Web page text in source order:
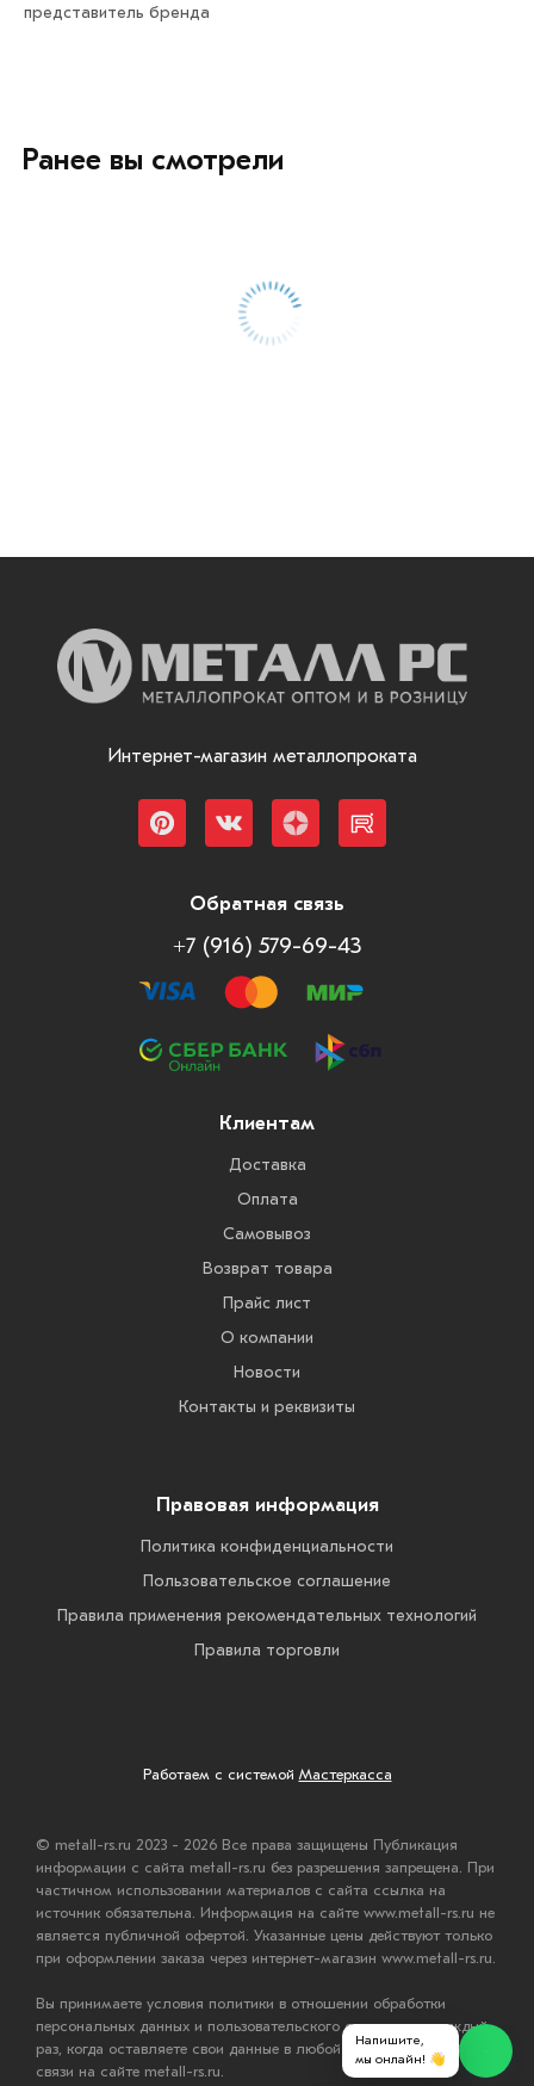
представитель бренда
Ранее вы смотрели
Интернет-магазин металлопроката
Обратная связь
+7 (916) 579-69-43
Клиентам
Доставка
Оплата
Самовывоз
Возврат товара
Прайс лист
О компании
Новости
Контакты и реквизиты
Правовая информация
Политика конфиденциальности
Пользовательское соглашение
Правила применения рекомендательных технологий
Правила торговли
Работаем с системой Мастеркасса
© metall-rs.ru 2023 - 2026 Все права защищены Публикация
информации с сайта metall-rs.ru без разрешения запрещена. При
частичном использовании материалов с сайта ссылка на
источник обязательна. Информация на сайте www.metall-rs.ru не
является публичной офертой. Указанные цены действуют только
при оформлении заказа через интернет-магазин www.metall-rs.ru.
Вы принимаете условия политики в отношении обработки
персональных данных и пользовательского соглашения каждый
раз, когда оставляете свои данные в любой форме обратной
связи на сайте metall-rs.ru.
Напишите,
мы онлайн! 👋